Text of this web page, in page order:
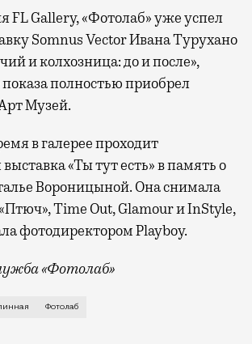
FL Gallery, «Фотолаб» уже успел
Somnus Vector Ивана Турухано
и колхозница: до и после»,
полностью приобрел
Музей.
в галерее проходит
«Ты тут есть» в память о
Вороницыной. Она снимала
Time Out, Glamour и InStyle,
фотодиректором Playboy.
«Фотолаб»
фотографов «Фотолаб» место
Фотолаб